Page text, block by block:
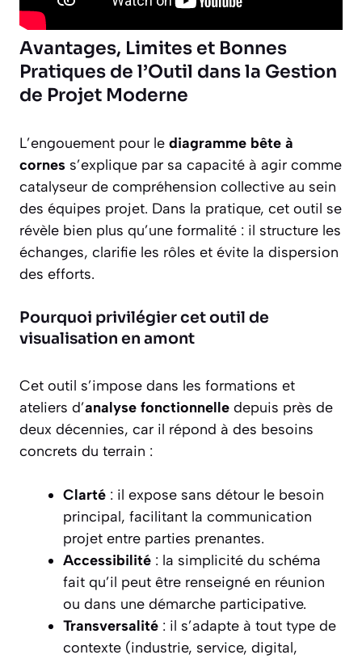
Avantages, Limites et Bonnes
Pratiques de l’Outil dans la Gestion
de Projet Moderne
L’engouement pour le diagramme bête à
cornes s’explique par sa capacité à agir comme
catalyseur de compréhension collective au sein
des équipes projet. Dans la pratique, cet outil se
révèle bien plus qu’une formalité : il structure les
échanges, clarifie les rôles et évite la dispersion
des efforts.
Pourquoi privilégier cet outil de
visualisation en amont
Cet outil s’impose dans les formations et
ateliers d’analyse fonctionnelle depuis près de
deux décennies, car il répond à des besoins
concrets du terrain :
Clarté : il expose sans détour le besoin
principal, facilitant la communication
projet entre parties prenantes.
Accessibilité : la simplicité du schéma
fait qu’il peut être renseigné en réunion
ou dans une démarche participative.
Transversalité : il s’adapte à tout type de
contexte (industrie, service, digital,